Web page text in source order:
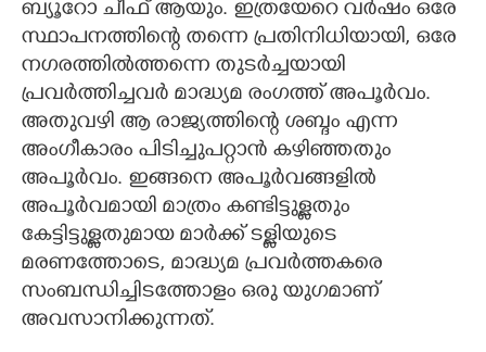
ബ്യൂറോ ചീഫ് ആയും. ഇത്രയേറെ വർഷം ഒരേ
സ്ഥാപനത്തിന്റെ തന്നെ പ്രതിനിധിയായി, ഒരേ
നഗരത്തിൽത്തന്നെ തുടർച്ചയായി
പ്രവർത്തിച്ചവർ മാദ്ധ്യമ രംഗത്ത് അപൂർവം.
അതുവഴി ആ രാജ്യത്തിന്റെ ശബ്ദം എന്ന
അംഗീകാരം പിടിച്ചുപറ്റാൻ കഴിഞ്ഞതും
അപൂർവം. ഇങ്ങനെ അപൂർവങ്ങളിൽ
അപൂർവമായി മാത്രം കണ്ടിട്ടുള്ളതും
കേട്ടിട്ടുള്ളതുമായ മാർക്ക്‌ ടള്ളിയുടെ
മരണത്തോടെ, മാദ്ധ്യമ പ്രവർത്തകരെ
സംബന്ധിച്ചിടത്തോളം ഒരു യുഗമാണ്
അവസാനിക്കുന്നത്.